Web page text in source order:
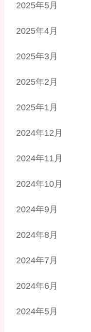
2025年5月
2025年4月
2025年3月
2025年2月
2025年1月
2024年12月
2024年11月
2024年10月
2024年9月
2024年8月
2024年7月
2024年6月
2024年5月